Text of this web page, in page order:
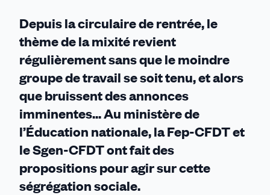
Depuis la circulaire de rentrée, le
thème de la mixité revient
régulièrement sans que le moindre
groupe de travail se soit tenu, et alors
que bruissent des annonces
imminentes... Au ministère de
l’Éducation nationale, la Fep-CFDT et
le Sgen-CFDT ont fait des
propositions pour agir sur cette
ségrégation sociale.